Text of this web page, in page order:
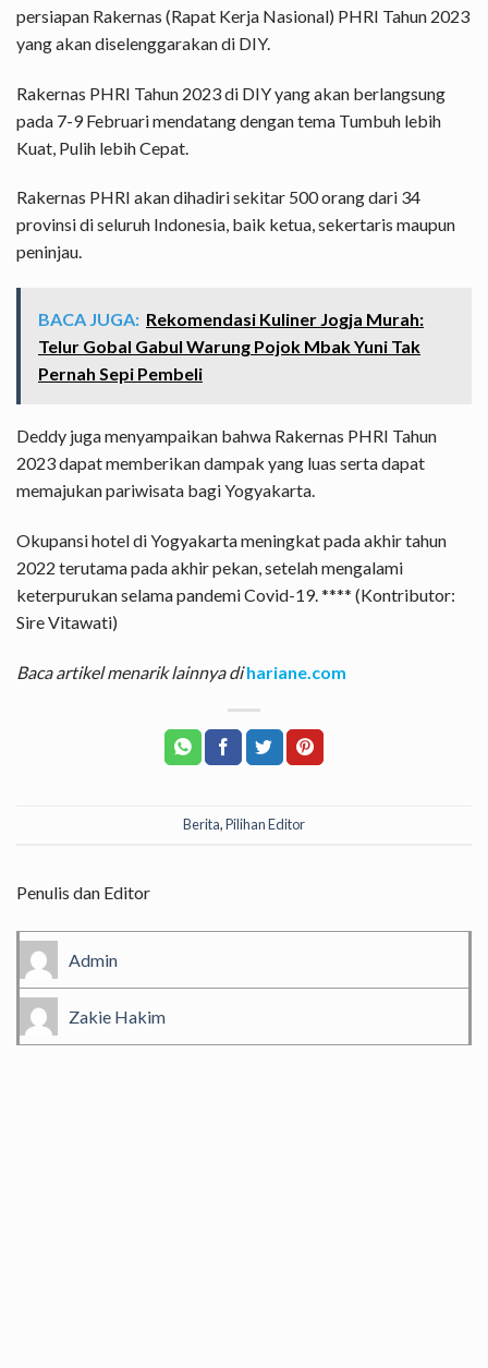
persiapan Rakernas (Rapat Kerja Nasional) PHRI Tahun 2023
yang akan diselenggarakan di DIY.
Rakernas PHRI Tahun 2023 di DIY yang akan berlangsung
pada 7-9 Februari mendatang dengan tema Tumbuh lebih
Kuat, Pulih lebih Cepat.
Rakernas PHRI akan dihadiri sekitar 500 orang dari 34
provinsi di seluruh Indonesia, baik ketua, sekertaris maupun
peninjau.
BACA JUGA: Rekomendasi Kuliner Jogja Murah:
Telur Gobal Gabul Warung Pojok Mbak Yuni Tak
Pernah Sepi Pembeli
Deddy juga menyampaikan bahwa Rakernas PHRI Tahun
2023 dapat memberikan dampak yang luas serta dapat
memajukan pariwisata bagi Yogyakarta.
Okupansi hotel di Yogyakarta meningkat pada akhir tahun
2022 terutama pada akhir pekan, setelah mengalami
keterpurukan selama pandemi Covid-19. **** (Kontributor:
Sire Vitawati)
Baca artikel menarik lainnya di hariane.com
Berita,Pilihan Editor
Penulis dan Editor
Admin
Zakie Hakim